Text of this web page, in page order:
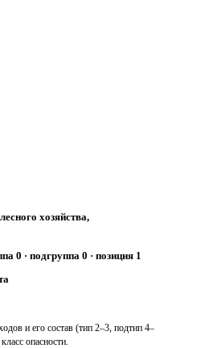
хозяйства,
0 · подгруппа 0 · позиция 1
и его состав (тип 2–3, подтип 4–
опасности.